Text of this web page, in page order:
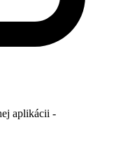
aplikácii -